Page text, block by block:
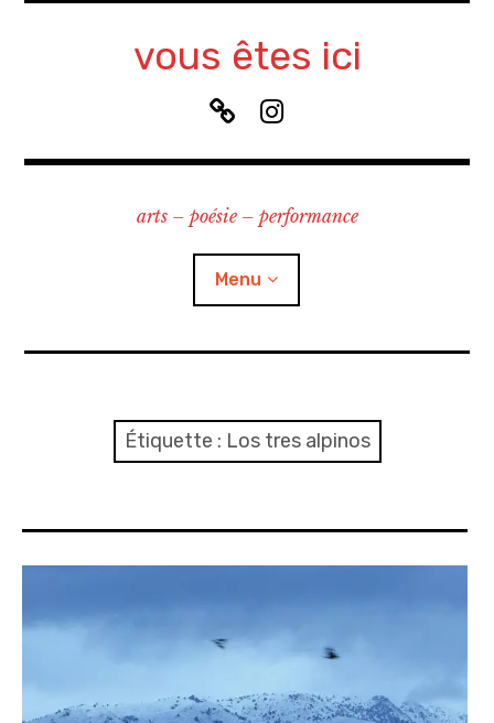
vous êtes ici
u
S
k
y
I
s
a
g
a
arts – poésie – performance
Menu
sites & blogs
workshops & ateliers
Étiquette : Los tres alpinos